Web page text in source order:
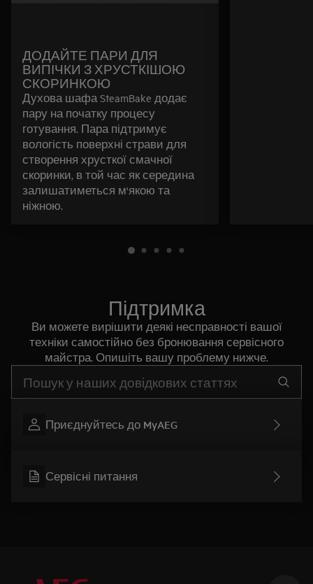
ДОДАЙТЕ ПАРИ ДЛЯ
ВИПІЧКИ З ХРУСТКІШОЮ
СКОРИНКОЮ
Духова шафа SteamBake додає
пару на початку процесу
готування. Пара підтримує
вологість поверхні страви для
створення хрусткої смачної
скоринки, в той час як середина
залишатиметься м'якою та
ніжною.
Підтримка
Ви можете вирішити деякі несправності вашої
техніки самостійно без бронювання сервісного
майстра. Опишіть вашу проблему нижче.
Приєднуйтесь до MyAEG
Сервісні питання